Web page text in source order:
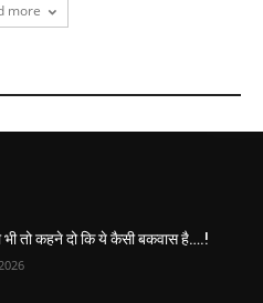
more
तो कहने दो कि ये कैसी बकवास है….!